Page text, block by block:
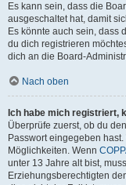
Es kann sein, dass die
ausgeschaltet hat, damit
Es könnte auch sein, dass
du dich registrieren
dich an die Board-
Nach oben
Ich habe mich registriert,
Überprüfe zuerst, ob du
Passwort eingegeben
Möglichkeiten. Wenn
unter 13 Jahre alt bist,
Erziehungsberechtigten